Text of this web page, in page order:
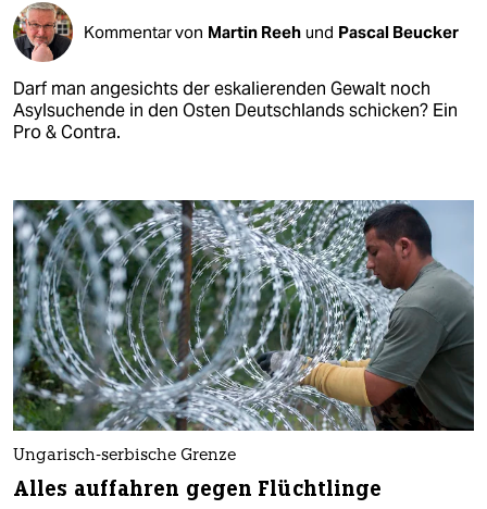
Kommentar von Martin Reeh und Pascal Beucker
Darf man angesichts der eskalierenden Gewalt noch
Asylsuchende in den Osten Deutschlands schicken? Ein
Pro & Contra.
Ungarisch-serbische Grenze
Alles auffahren gegen Flüchtlinge